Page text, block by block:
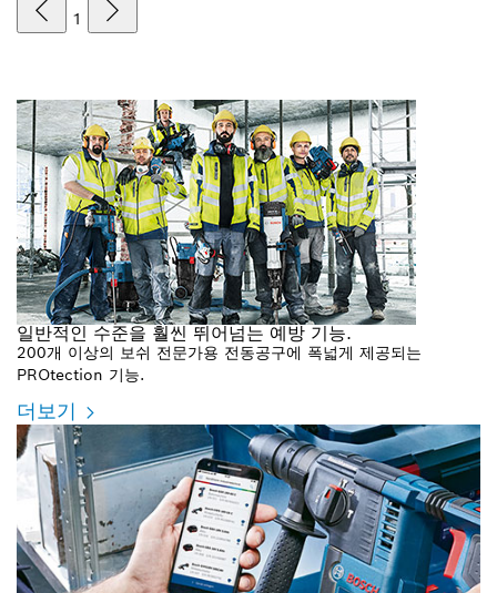
1
일반적인 수준을 훨씬 뛰어넘는 예방 기능.
200개 이상의 보쉬 전문가용 전동공구에 폭넓게 제공되는
PROtection 기능.
더보기